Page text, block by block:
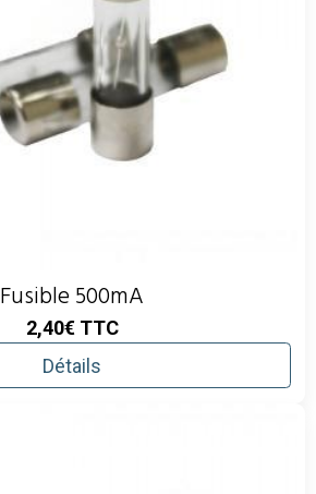
Fusible 500mA
2,40€ TTC
Détails